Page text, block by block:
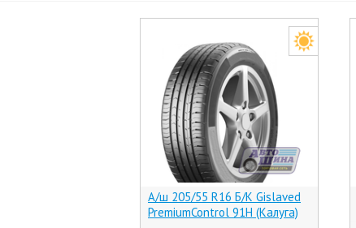
А/ш 205/55 R16 Б/К Gislaved
PremiumControl 91H (Калуга)